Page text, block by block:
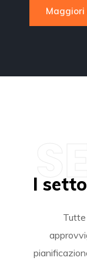
Maggiori
I